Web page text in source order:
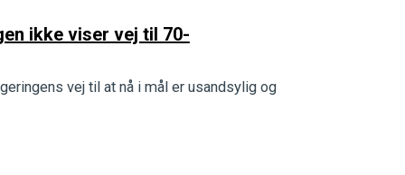
ikke viser vej til 70-
vej til at nå i mål er usandsylig og